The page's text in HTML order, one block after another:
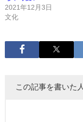
2021年12月3日
文化
この記事を書いた人